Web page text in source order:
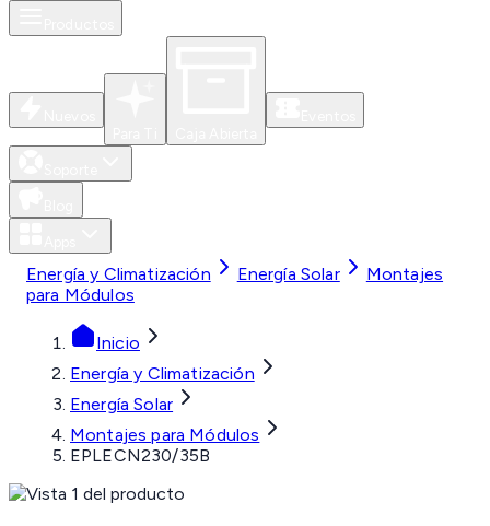
Energía y Climatización Energía Solar
Montajes
para Módulos
Inicio
Energía y Climatización
Energía Solar
Montajes para Módulos
EPLECN230/35B